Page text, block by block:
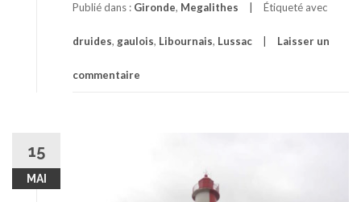
Publié dans : Gironde, Megalithes Étiqueté avec
druides, gaulois, Libournais, Lussac Laisser un
commentaire
15
MAI